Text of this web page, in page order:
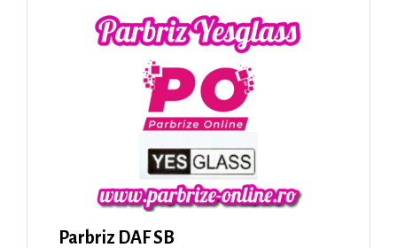
Parbriz DAF SB